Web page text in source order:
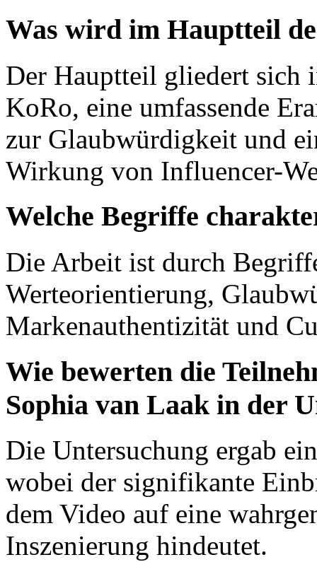
Was wird im Hauptteil
Der Hauptteil gliedert sich
KoRo, eine umfassende
zur Glaubwürdigkeit und
Wirkung von Influencer-
Welche Begriffe
Die Arbeit ist durch
Werteorientierung,
Markenauthentizität und
Wie bewerten die
Sophia van Laak in der
Die Untersuchung ergab
wobei der signifikante
dem Video auf eine
Inszenierung hindeutet.